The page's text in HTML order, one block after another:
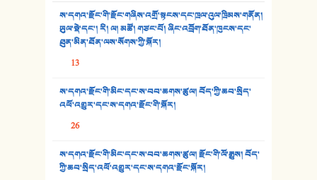
33. འཛོམས་པའི་ལམ།
34. ཉི་མ་སེམས་ལ་ཞོག་དང་། - ཟླ་སྒྲོན།
36. ཟླ་གཞོན་སྙན་དབྱངས། - ཟླ་སྒྲོན།
38. ཡབ་ཡུམ། - ཟླ་སྒྲོན།
ས་དགའ་རྫོང་གི་རྫོང་གཞིས་འགྲོ་སྟངས་དང་ཁྲལ་འུལ་ཁྲིམས་གནོན།
ཡུལ་སྡེ་དང་། རི། ལ། མཚོ། གཙང་པོ། ཞིང་འབྲོག་ཐོན་ཁུངས་དང་
ཐུན་མིན་ཐོན་ལས་སོགས་ཀྱི་སྐོར།
13
ས་དགའ་རྫོང་གི་མིང་དང་ས་བབ་ཆགས་ཚུལ། བོད་ཀྱི་ཆབ་སྲིད་
འཕོ་འགྱུར་དང་ས་དགའ་རྫོང་གི་སྐོར།
26
ས་དགའ་རྫོང་གི་མིང་དང་ས་བབ་ཆགས་ཚུལ། རྫོང་གི་ལོ་རྒྱུས། བོད་
ཀྱི་ཆབ་སྲིད་འཕོ་འགྱུར་དང་ས་དགའ་རྫོང་སྐོར།